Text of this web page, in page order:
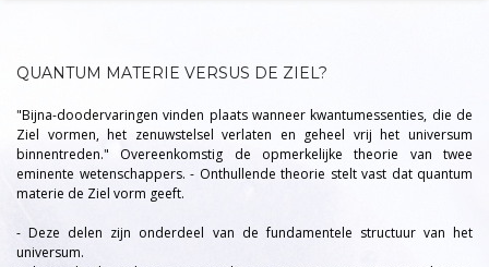
QUANTUM MATERIE VERSUS DE ZIEL?
"Bijna-doodervaringen vinden plaats wanneer kwantumessenties, die de
Ziel vormen, het zenuwstelsel verlaten en geheel vrij het universum
binnentreden." Overeenkomstig de opmerkelijke theorie van twee
eminente wetenschappers. - Onthullende theorie stelt vast dat quantum
materie de Ziel vorm geeft.
- Deze delen zijn onderdeel van de fundamentele structuur van het
universum.